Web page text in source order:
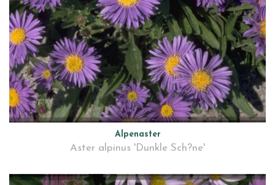
Alpenaster
Aster alpinus 'Dunkle Sch?ne'